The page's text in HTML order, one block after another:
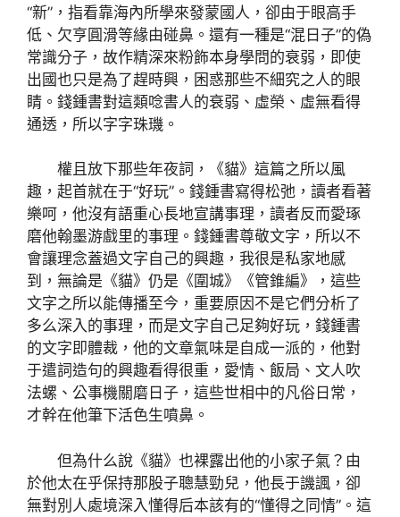
“新”，指看靠海內所學來發蒙國人，卻由于眼高手
低、欠亨圓滑等緣由碰鼻。還有一種是“混日子”的偽
常識分子，故作精深來粉飾本身學問的衰弱，即使
出國也只是為了趕時興，困惑那些不細究之人的眼
睛。錢鍾書對這類唸書人的衰弱、虛榮、虛無看得
通透，所以字字珠璣。
權且放下那些年夜詞，《貓》這篇之所以風
趣，起首就在于“好玩”。錢鍾書寫得松弛，讀者看著
樂呵，他沒有語重心長地宣講事理，讀者反而愛琢
磨他翰墨游戲里的事理。錢鍾書尊敬文字，所以不
會讓理念蓋過文字自己的興趣，我很是私家地感
到，無論是《貓》仍是《圍城》《管錐編》，這些
文字之所以能傳播至今，重要原因不是它們分析了
多么深入的事理，而是文字自己足夠好玩，錢鍾書
的文字即體裁，他的文章氣味是自成一派的，他對
于遣詞造句的興趣看得很重，愛情、飯局、文人吹
法螺、公事機關磨日子，這些世相中的凡俗日常，
才幹在他筆下活色生噴鼻。
但為什么說《貓》也裸露出他的小家子氣？由
於他太在乎保持那股子聰慧勁兒，他長于譏諷，卻
無對別人處境深入懂得后本該有的“懂得之同情”。這